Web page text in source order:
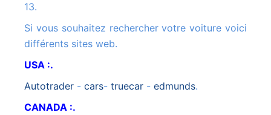
13.
Si vous souhaitez rechercher votre voiture voici
différents sites web.
USA :.
autotrader - cars- truecar - edmunds.
CANADA :.